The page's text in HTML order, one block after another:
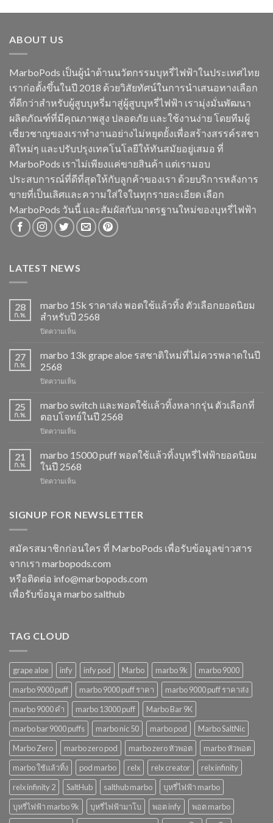
ABOUT US
MarboPods เป็นผู้นำด้านนวัตกรรมบุหรี่ไฟฟ้าในประเทศไทย
เราก่อตั้งขึ้นในปี 2018 ด้วยวิสัยทัศน์ในการนำเสนอทางเลือก
ที่ดีกว่าสำหรับผู้สูบบุหรี่มาสู่ผู้สูบบุหรี่ไฟฟ้า เรามุ่งมั่นพัฒนา
ผลิตภัณฑ์ที่มีคุณภาพสูง ปลอดภัย และใช้งานง่าย โดยทีมผู้
เชี่ยวชาญของเราทำงานอย่างไม่หยุดยั้งเพื่อสร้างสรรค์รสชา
ติใหม่ๆ และปรับปรุงเทคโนโลยีให้ทันสมัยอยู่เสมอ ที่
MarboPods เราไม่เพียงแค่ขายสินค้า แต่เรามอบ
ประสบการณ์ที่ดีที่สุดให้กับลูกค้าของเรา ด้วยบริการหลังการ
ขายที่เป็นเลิศและความใส่ใจในทุกรายละเอียด เลือก
MarboPods วันนี้ และสัมผัสกับมาตรฐานใหม่ของบุหรี่ไฟฟ้า
LATEST NEWS
28
ก.พ.
marbo 15k ราคาส่ง พอตใช้แล้วทิ้ง ตัวเลือกยอดนิยม
สำหรับปี 2568
ปิดความเห็น
15k
ราคา
พอต
แล้ว
ทิ้ง
เลือก
นิยม
สำหรับ
2568
27
ก.พ.
marbo 13k grape aloe รสชาติใหม่ที่ไม่ควรพลาดในปี
2568
ปิดความเห็น
13k
grape
aloe
รสชาติ
ที่
ไม่
พลาด
25
ก.พ.
marbo switch และพอตใช้แล้วทิ้งหลากรุ่น ตัวเลือกที่
ตอบโจทย์ในปี 2568
ปิดความเห็น
switch
และ
พอต
ใช้
หลาก
เลือก
ที่
ตอบ
โจทย์
ในปี
2568
21
ก.พ.
marbo 15000 puff พอตใช้แล้วทิ้งบุหรี่ไฟฟ้ายอดนิยม
ในปี 2568
ปิดความเห็น
puff
แล้ว
ทิ้ง
บุหรี่
ยอด
นิยม
SIGNUP FOR NEWSLETTER
สมัครสมาชิกก่อนใคร ที่ MarboPods เพื่อรับข้อมูลข่าวสาร
จากเรา marbopods.com
หรือติดต่อ info@marbopods.com
เพื่อรับข้อมูล marbo salthub
TAG CLOUD
grape aloe infy infy pod Marbo marbo 9k
marbo 9000
marbo 9000 puff
marbo 9000 puff ราคา
marbo 9000 puff ราคาส่ง
marbo 9000 คํา
marbo 13000 puff
Marbo Bar 9K
marbo bar 9000 puffs
marbo nic 50 marbo pod
Marbo SaltNic
Marbo Zero
marbo zero pod marbo zero หัวพอต
marbo หัวพอต
marbo ใช้แล้วทิ้ง
pod marbo relx relx creator
relx infinity
relx infinity 2
SaltHub salthub marbo
บุหรี่ไฟฟ้า marbo
บุหรี่ไฟฟ้า marbo 9k
บุหรี่ไฟฟ้ามาโบ พอต infy
พอต marbo